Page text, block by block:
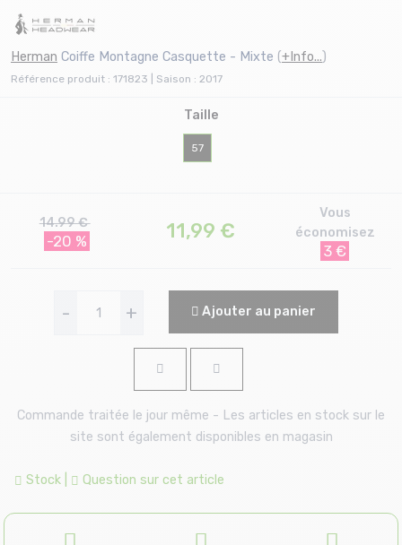
Herman Coiffe Montagne Casquette - Mixte (+Info...)
Référence produit : 171823 | Saison : 2017
Taille
57
14.99 €
-20 % 11,99 €
Vous
économisez
3 €
- + Ajouter au panier
Commande traitée le jour même - Les articles en stock sur le
site sont également disponibles en magasin
Stock Question sur cet article